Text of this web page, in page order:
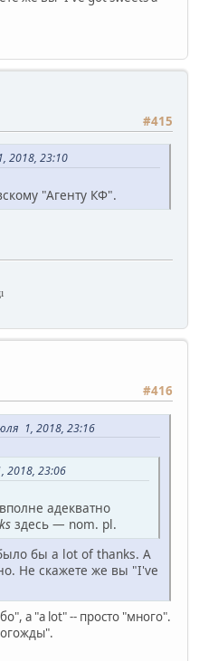
#415
2018, 23:10
"Агенту КФ".
#416
1, 2018, 23:16
23:06
вполне адекватно
здесь — nom. pl.
бы a lot of thanks. А
Не скажете же вы "I've
а "a lot" -- просто "много".